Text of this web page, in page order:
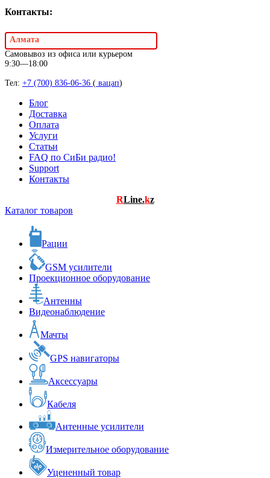
Контакты:
Алмата
Самовывоз из офиса или курьером
9:30—18:00
Тел: +7 (700) 836-06-36 ( вацап)
Блог
Доставка
Оплата
Услуги
Статьи
FAQ по СиБи радио!
Support
Контакты
RLine.kz
Каталог товаров
Рации
GSM усилители
Проекционное оборудование
Антенны
Видеонаблюдение
Мачты
GPS навигаторы
Аксессуары
Кабеля
Антенные усилители
Измерительное оборудование
Уцененный товар